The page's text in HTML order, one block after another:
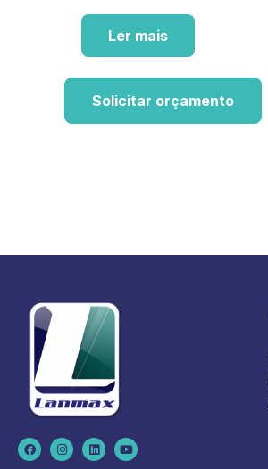
Ler mais
Solicitar orçamento
F
a
c
I
n
s
L
i
n
Y
o
u